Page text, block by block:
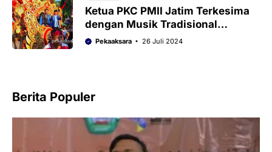
Ketua PKC PMII Jatim Terkesima
dengan Musik Tradisional
Sumenep
Pekaaksara 26 Juli 2024
Berita Populer